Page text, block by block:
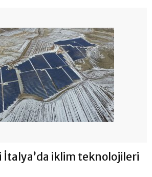
iklim teknolojileri